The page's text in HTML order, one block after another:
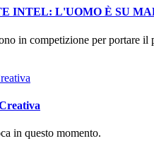
INTEL: L'UOMO È SU
in competizione per portare il
in questo momento.